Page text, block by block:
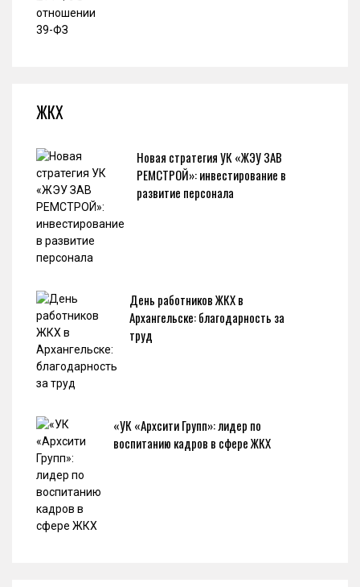
ЖКХ
Новая стратегия УК «ЖЭУ ЗАВ
РЕМСТРОЙ»: инвестирование в
развитие персонала
День работников ЖКХ в
Архангельске: благодарность за
труд
«УК «Архсити Групп»: лидер по
воспитанию кадров в сфере ЖКХ